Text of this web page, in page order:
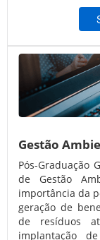
Gestão
Pós-Graduação
de Gestão
importância da
geração de
de resíduos
implantação